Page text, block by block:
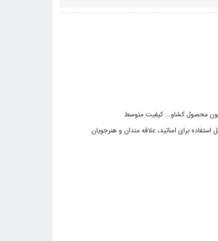
محصول کشاو... کیفیت متوسط
برای اساتید، علاقه‏ مندان و هنرجویان